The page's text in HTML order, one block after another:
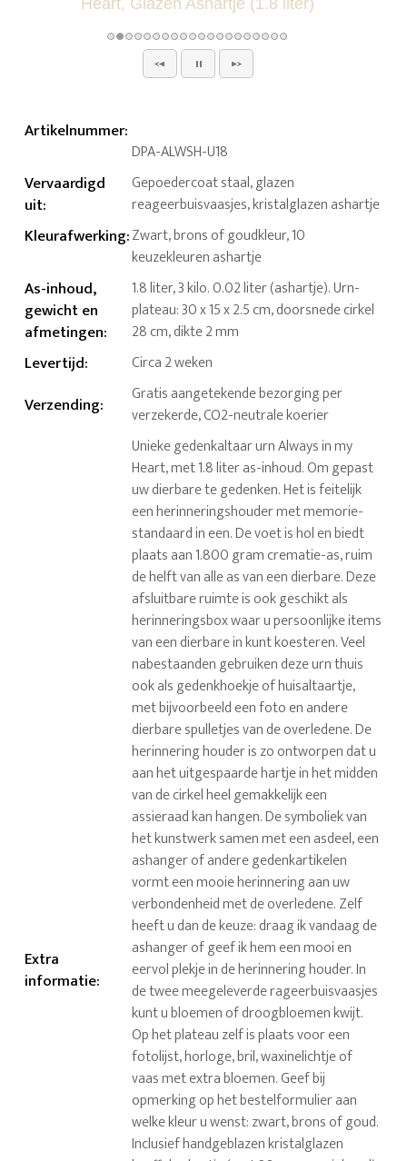
Artikelnummer:
DPA-ALWSH-U18
Vervaardigd
uit:
Gepoedercoat staal, glazen
reageerbuisvaasjes, kristalglazen ashartje
Kleurafwerking:Zwart, brons of goudkleur, 10
keuzekleuren ashartje
As-inhoud,
gewicht en
afmetingen:
1.8 liter, 3 kilo. 0.02 liter (ashartje). Urn-
plateau: 30 x 15 x 2.5 cm, doorsnede cirkel
28 cm, dikte 2 mm
Levertijd: Circa 2 weken
Verzending:
Gratis aangetekende bezorging per
verzekerde, CO2-neutrale koerier
Extra
informatie:
Unieke gedenkaltaar urn Always in my
Heart, met 1.8 liter as-inhoud. Om gepast
uw dierbare te gedenken. Het is feitelijk
een herinneringshouder met memorie-
standaard in een. De voet is hol en biedt
plaats aan 1.800 gram crematie-as, ruim
de helft van alle as van een dierbare. Deze
afsluitbare ruimte is ook geschikt als
herinneringsbox waar u persoonlijke items
van een dierbare in kunt koesteren. Veel
nabestaanden gebruiken deze urn thuis
ook als gedenkhoekje of huisaltaartje,
met bijvoorbeeld een foto en andere
dierbare spulletjes van de overledene. De
herinnering houder is zo ontworpen dat u
aan het uitgespaarde hartje in het midden
van de cirkel heel gemakkelijk een
assieraad kan hangen. De symboliek van
het kunstwerk samen met een asdeel, een
ashanger of andere gedenkartikelen
vormt een mooie herinnering aan uw
verbondenheid met de overledene. Zelf
heeft u dan de keuze: draag ik vandaag de
ashanger of geef ik hem een mooi en
eervol plekje in de herinnering houder. In
de twee meegeleverde rageerbuisvaasjes
kunt u bloemen of droogbloemen kwijt.
Op het plateau zelf is plaats voor een
fotolijst, horloge, bril, waxinelichtje of
vaas met extra bloemen. Geef bij
opmerking op het bestelformulier aan
welke kleur u wenst: zwart, brons of goud.
Inclusief handgeblazen kristalglazen